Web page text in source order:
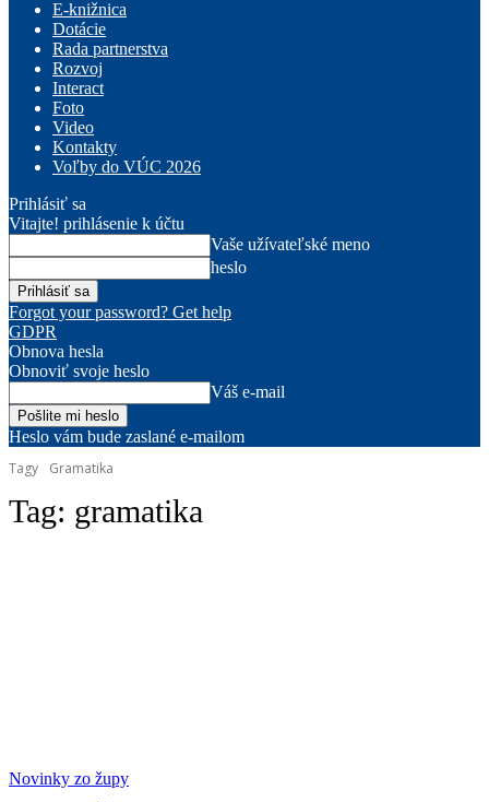
E-knižnica
Dotácie
Rada partnerstva
Rozvoj
Interact
Foto
Video
Kontakty
Voľby do VÚC 2026
Prihlásiť sa
Vitajte! prihlásenie k účtu
Vaše užívateľské meno
heslo
Forgot your password? Get help
GDPR
Obnova hesla
Obnoviť svoje heslo
Váš e-mail
Heslo vám bude zaslané e-mailom
Tagy
Gramatika
Tag: gramatika
Novinky zo župy